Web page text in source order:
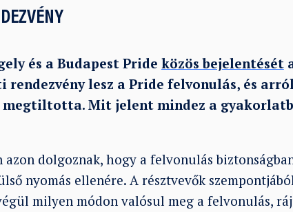
és a Budapest Pride közös bejelentését
rendezvény lesz a Pride felvonulás, és
megtiltotta. Mit jelent mindez a
azon dolgoznak, hogy a felvonulás
nyomás ellenére. A résztvevők
milyen módon valósul meg a felvonulás,